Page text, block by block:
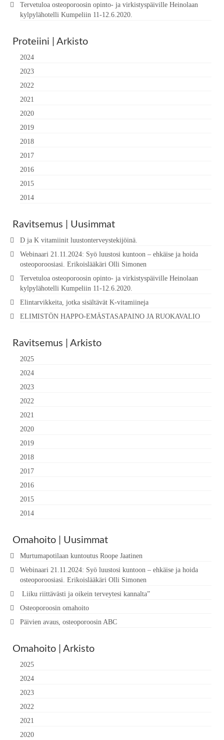
Tervetuloa osteoporoosin opinto- ja virkistyspäiville Heinolaan
kylpylähotelli Kumpeliin 11-12.6.2020.
Proteiini | Arkisto
2024
2023
2022
2021
2020
2019
2018
2017
2016
2015
2014
Ravitsemus | Uusimmat
D ja K vitamiinit luustonterveystekijöinä.
Webinaari 21.11.2024: Syö luustosi kuntoon – ehkäise ja hoida
osteoporoosiasi. Erikoislääkäri Olli Simonen
Tervetuloa osteoporoosin opinto- ja virkistyspäiville Heinolaan
kylpylähotelli Kumpeliin 11-12.6.2020.
Elintarvikkeita, jotka sisältävät K-vitamiineja
ELIMISTÖN HAPPO-EMÄSTASAPAINO JA RUOKAVALIO
Ravitsemus | Arkisto
2025
2024
2023
2022
2021
2020
2019
2018
2017
2016
2015
2014
Omahoito | Uusimmat
Murtumapotilaan kuntoutus Roope Jaatinen
Webinaari 21.11.2024: Syö luustosi kuntoon – ehkäise ja hoida
osteoporoosiasi. Erikoislääkäri Olli Simonen
Liiku riittävästi ja oikein terveytesi kannalta”
Osteoporoosin omahoito
Päivien avaus, osteoporoosin ABC
Omahoito | Arkisto
2025
2024
2023
2022
2021
2020